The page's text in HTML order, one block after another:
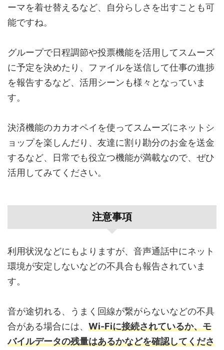
ーマを着せ替えるなど、自分らしさを出すことも可
能ですね。
グループで日程調節や投票機能を活用してスムーズ
に予定を決めたり、ファイルを送信して仕事の進捗
を報告するなど、活用シーンも様々となっていま
す。
決済機能のカカオペイを使ってスムーズにネットシ
ョップを楽しんだり、友達に割り勘分のお金を送金
するなど、日常でも役立つ機能が満載なので、ぜひ
活用してみてください。
注意事項
利用状況などにもよりますが、音声通話中にネット
環境が安定しないなどの不具合も報告されていま
す。
音が途切れる、うまく回線が繋がらないなどの不具
合がある場合には、 Wi-Fiに接続されているか、モ
バイルデータの残量はあるかなどを確認してくださ